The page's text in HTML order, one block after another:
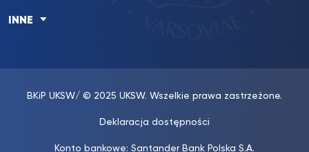
INNE
BKiP UKSW/ © 2025 UKSW. Wszelkie prawa zastrzeżone.
Deklaracja dostępności
Konto bankowe: Santander Bank Polska S.A.